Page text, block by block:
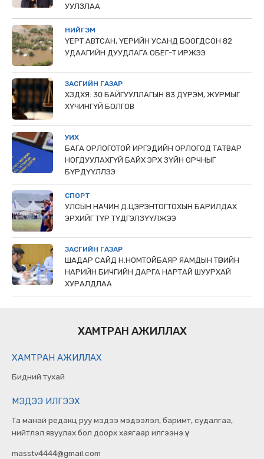
УУЛЗЛАА
НИЙГЭМ
ҮЕРТ АВТСАН, ҮЕРИЙН УСАНД БООГДСОН 82
УДААГИЙН ДУУДЛАГА ОБЕГ-Т ИРЖЭЭ
ЗАСГИЙН ГАЗАР
ХЗДХЯ: 30 БАЙГУУЛЛАГЫН 83 ДҮРЭМ, ЖУРМЫГ
ХҮЧИНГҮЙ БОЛГОВ
УИХ
БАГА ОРЛОГОТОЙ ИРГЭДИЙН ОРЛОГОД ТАТВАР
НОГДУУЛАХГҮЙ БАЙХ ЭРХ ЗҮЙН ОРЧНЫГ
БҮРДҮҮЛЛЭЭ
СПОРТ
УЛСЫН НАЧИН Д.ЦЭРЭНТОГТОХЫН БАРИЛДАХ
ЭРХИЙГ ТҮР ТҮДГЭЛЗҮҮЛЖЭЭ
ЗАСГИЙН ГАЗАР
ШАДАР САЙД Н.НОМТОЙБАЯР ЯАМДЫН ТӨРИЙН
НАРИЙН БИЧГИЙН ДАРГА НАРТАЙ ШУУРХАЙ
ХУРАЛДЛАА
ХАМТРАН АЖИЛЛАХ
ХАМТРАН АЖИЛЛАХ
Бидний тухай
МЭДЭЭ ИЛГЭЭХ
Та манай редакц руу мэдээ мэдээлэл, баримт, судалгаа,
нийтлэл явуулах бол доорх хаягаар илгээнэ үү.
masstv4444@gmail.com